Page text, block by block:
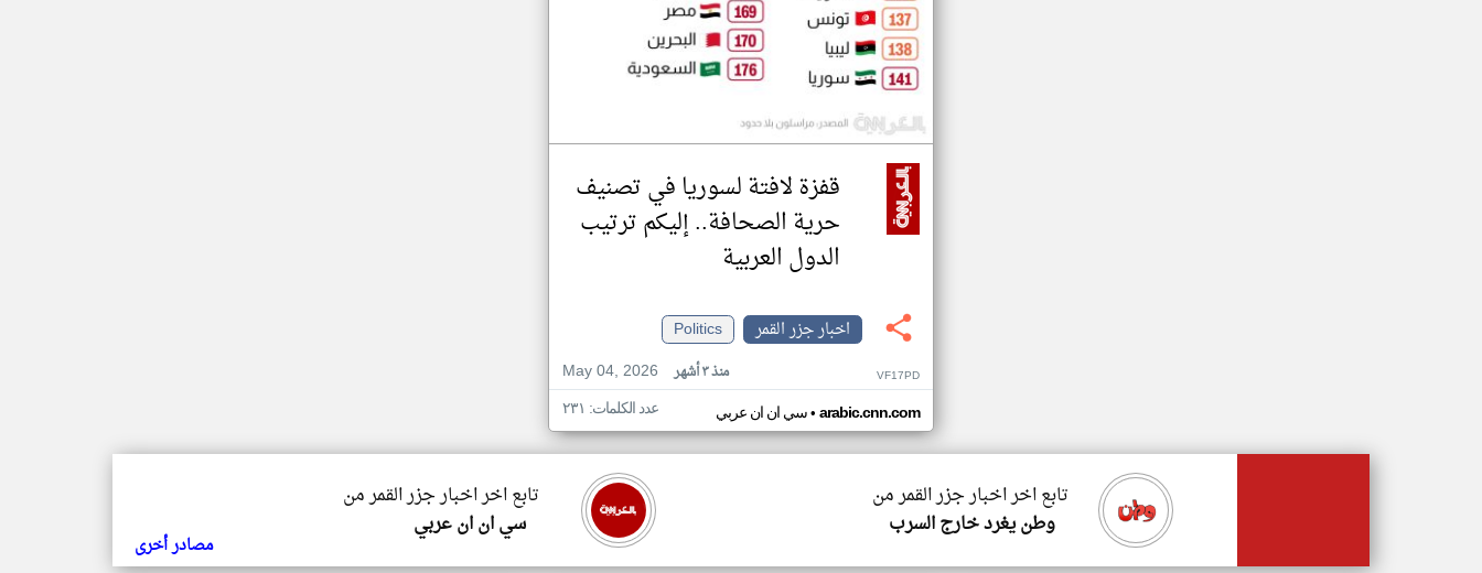
قفزة لافتة لسوريا في تصنيف
حرية الصحافة.. إليكم ترتيب
الدول العربية
اخبار جزر القمر
Politics
May 04, 2026
منذ ٣ أشهر VF17PD
سي ان ان عربي• arabic.cnn.com عدد الكلمات: ٢٣١
تابع اخر اخبار جزر القمر من
سي ان ان عربي
تابع اخر اخبار جزر القمر من
وطن يغرد خارج السرب
مصادر أخرى